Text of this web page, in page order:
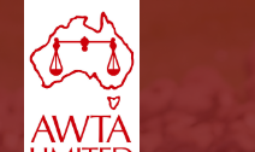
跳至内容